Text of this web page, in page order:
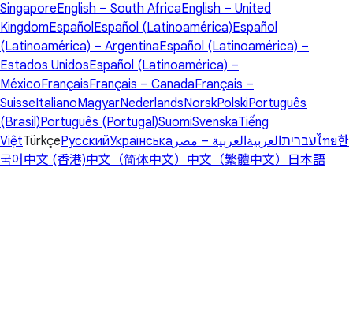
SingaporeEnglish – South AfricaEnglish – United
KingdomEspañolEspañol (Latinoamérica)Español
(Latinoamérica) – ArgentinaEspañol (Latinoamérica) –
Estados UnidosEspañol (Latinoamérica) –
MéxicoFrançaisFrançais – CanadaFrançais –
SuisseItalianoMagyarNederlandsNorskPolskiPortuguês
(Brasil)Português (Portugal)SuomiSvenskaTiếng
ViệtTürkçeРусскийУкраїнська עבריתالعربيةالعربية – مصر ไทย한
국어 中文 (香港)中文（简体中文） 中文（繁體中文） 日本語